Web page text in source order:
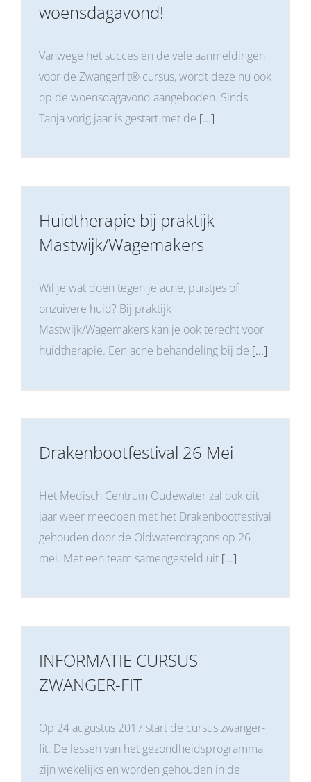
woensdagavond!
Vanwege het succes en de vele aanmeldingen
voor de Zwangerfit® cursus, wordt deze nu ook
op de woensdagavond aangeboden. Sinds
Tanja vorig jaar is gestart met de [...]
Huidtherapie bij praktijk
Mastwijk/Wagemakers
Wil je wat doen tegen je acne, puistjes of
onzuivere huid? Bij praktijk
Mastwijk/Wagemakers kan je ook terecht voor
huidtherapie. Een acne behandeling bij de [...]
Drakenbootfestival 26 Mei
Het Medisch Centrum Oudewater zal ook dit
jaar weer meedoen met het Drakenbootfestival
gehouden door de Oldwaterdragons op 26
mei. Met een team samengesteld uit [...]
INFORMATIE CURSUS
ZWANGER-FIT
Op 24 augustus 2017 start de cursus zwanger-
fit. De lessen van het gezondheidsprogramma
zijn wekelijks en worden gehouden in de